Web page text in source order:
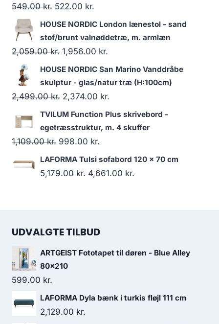
549.00kr. 522.00 kr.
HOUSE NORDIC London lænestol - sand
stof/brunt valnøddetræ, m. armlæn
2,059.00kr. 1,956.00 kr.
HOUSE NORDIC San Marino Vanddråbe
skulptur - glas/natur træ (H:100cm)
2,499.00kr. 2,374.00 kr.
TVILUM Function Plus skrivebord -
egetræsstruktur, m. 4 skuffer
1,109.00kr. 998.00 kr.
LAFORMA Tulsi sofabord 120 x 70 cm
5,179.00kr. 4,661.00 kr.
UDVALGTE TILBUD
ARTGEIST Fototapet til døren - Blue Alley
80x210
599.00 kr.
LAFORMA Dyla bænk i turkis fløjl 111 cm
2,129.00 kr.